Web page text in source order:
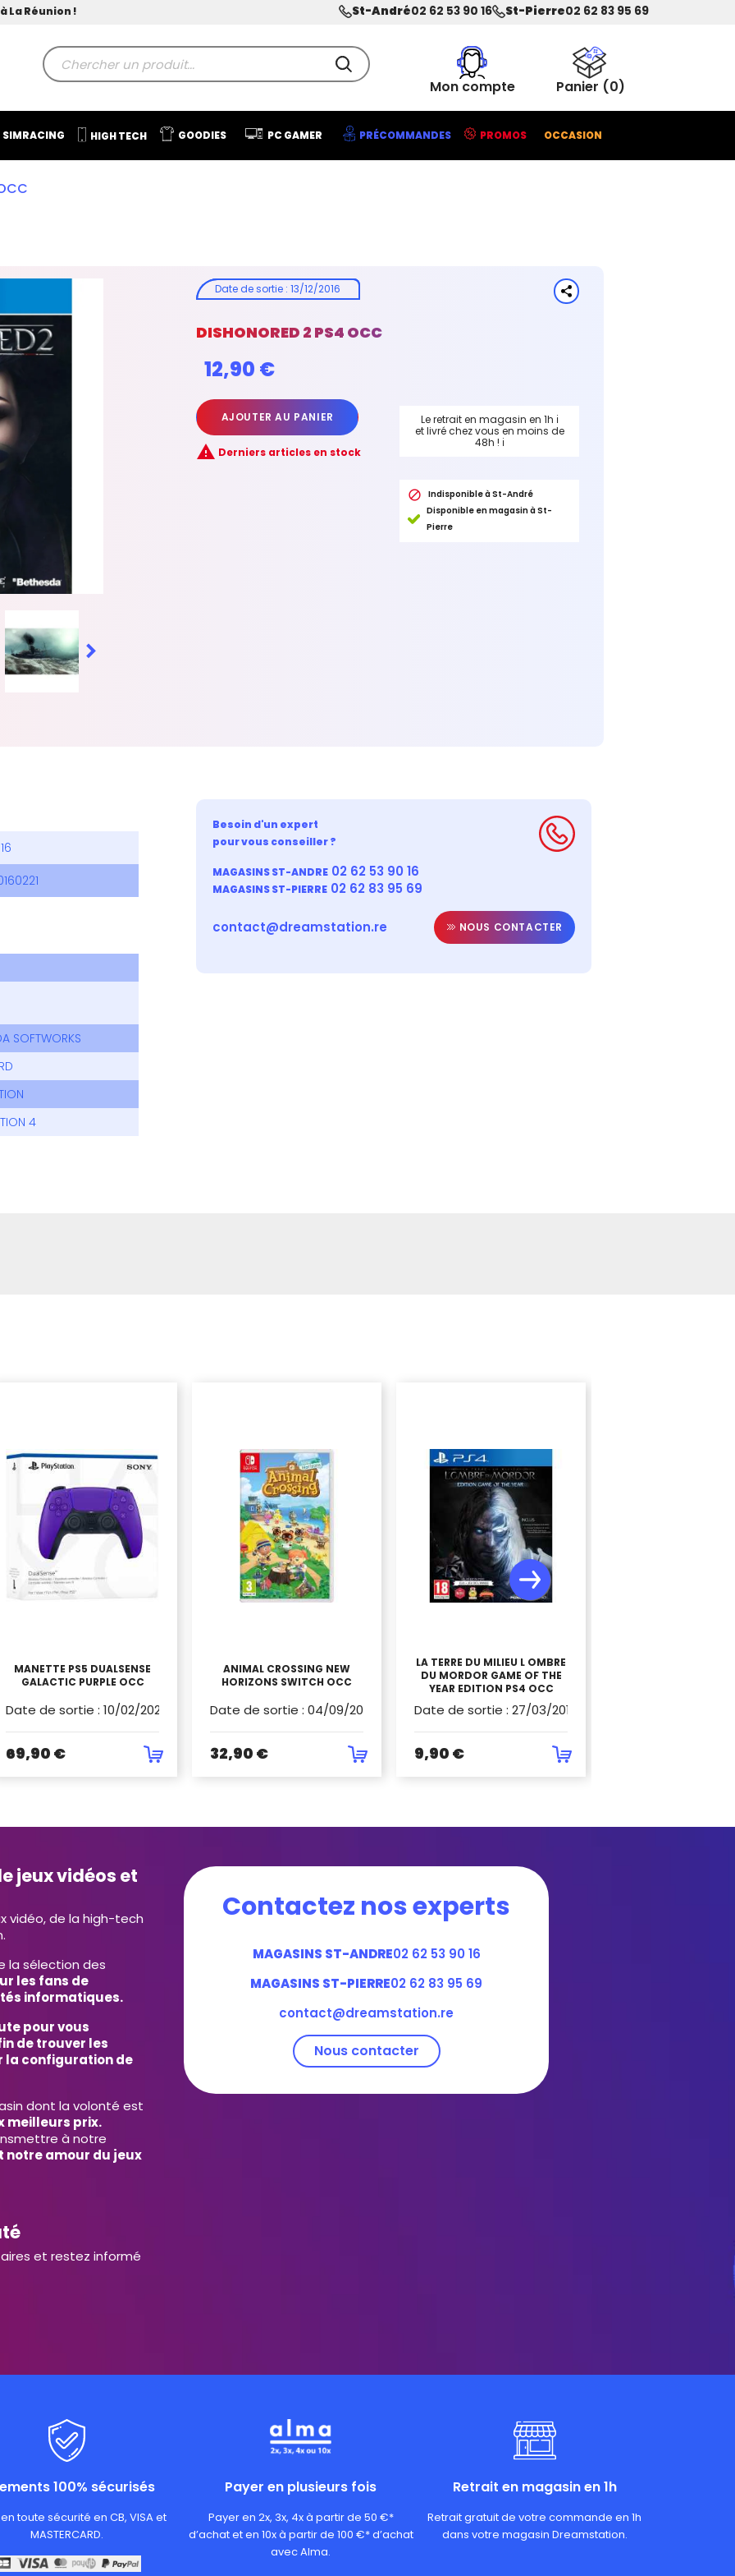
La Réunion ! St-André02 62 53 90 16 St-Pierre02 62 83 95 69
Mon compte Panier (0)
SIMRACING HIGH TECH GOODIES PC GAMER PRÉCOMMANDES PROMOS OCCASION

Date de sortie :13/12/2016
DISHONORED 2 PS4 OCC
12,90 €
AJOUTER AU PANIER
 Derniers articles en stock
Le retrait en magasin en 1h ℹ
et livré chez vous en moins de
48h ! ℹ

Indisponible à St-André
Disponible en magasin à St-
Pierre
SOFTWORKS
4
Besoin d'un expert
pour vous conseiller ?
MAGASINS ST-ANDRE 02 62 53 90 16
MAGASINS ST-PIERRE 02 62 83 95 69
contact@dreamstation.re NOUS CONTACTER
MANETTE PS5 DUALSENSE
GALACTIC PURPLE OCC
Date de sortie : 10/02/2023
69,90 €
ANIMAL CROSSING NEW
HORIZONS SWITCH OCC
Date de sortie : 04/09/2020
32,90 €
LA TERRE DU MILIEU L OMBRE
DU MORDOR GAME OF THE
YEAR EDITION PS4 OCC
Date de sortie : 27/03/2018
9,90 €
jeux vidéos et
vidéo, de la high-tech
la sélection des
les fans de
informatiques.
pour vous
de trouver les
la configuration de
dont la volonté est
meilleurs prix.
à notre
notre amour du jeux
et restez informé
Contactez nos experts
MAGASINS ST-ANDRE02 62 53 90 16
MAGASINS ST-PIERRE02 62 83 95 69
contact@dreamstation.re
Nous contacter
100% sécurisés
toute sécurité en CB, VISA et
MASTERCARD.
Payer en plusieurs fois
Payer en 2x, 3x, 4x à partir de 50 €*
d’achat et en 10x à partir de 100 €* d’achat
avec Alma.
Retrait en magasin en 1h
Retrait gratuit de votre commande en 1h
dans votre magasin Dreamstation.